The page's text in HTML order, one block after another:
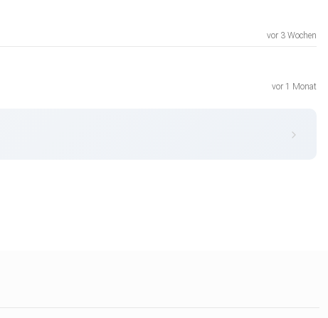
vor 3 Wochen
vor 1 Monat